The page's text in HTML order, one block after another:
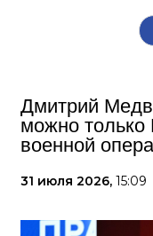
Дмитрий
можно только
военной
31 июля 2026, 15:09